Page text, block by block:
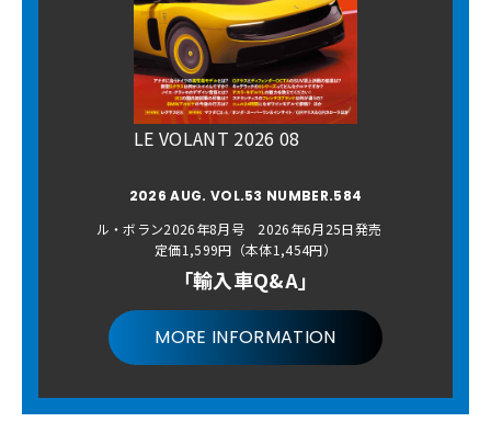
LE VOLANT 2026 08
2026 AUG. VOL.53 NUMBER.584
ル・ボラン2026年8月号 2026年6月25日発売
定価1,599円（本体1,454円）
「輸入車Q&A」
MORE INFORMATION